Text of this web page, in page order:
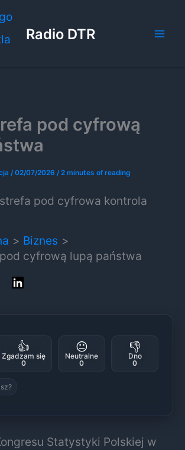
Radio DTR
pod cyfrową
/02/07/2026 /2 minutes of reading
Biznes
cyfrową lupą państwa
👍
Zgadzam się
0
😐
Neutralne
0
👎
Dno
0
Statystyki Polskiej w